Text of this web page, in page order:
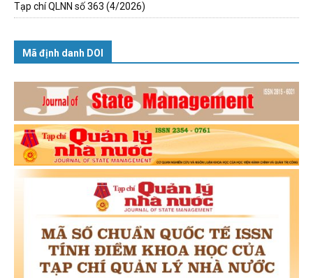
Tạp chí QLNN số 363 (4/2026)
Mã định danh DOI